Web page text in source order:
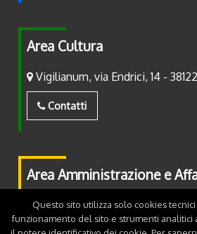
Area Cultura
Vigilianum, via Endrici, 14 -
Contatti
Area Amministrazione e
Piazza Fiera, 2 - 38122 Trento
Questo sito utilizza solo cookies
funzionamento del sito e strumenti analitici